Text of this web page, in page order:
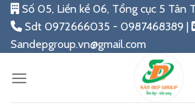
Skip
content
Số 05, Liền kề 06, Tổng cục 5 Tân
Sdt 0972666035 - 0987468389 |
Sandepgroup.vn@gmail.com